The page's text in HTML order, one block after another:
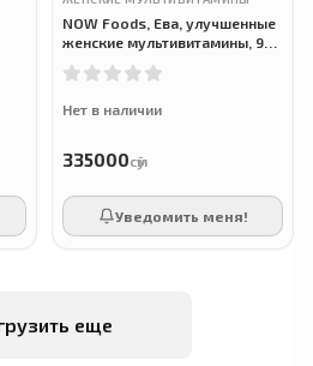
NOW Foods, Ева, улучшенные
женские мультивитамины, 90
Нет в наличии
335000сӯм
Уведомить меня!
еще